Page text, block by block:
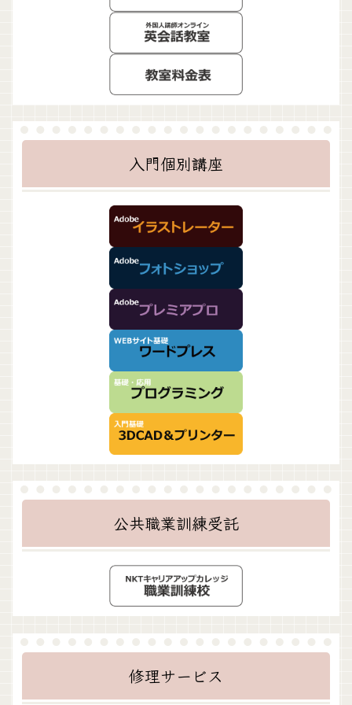
入門個別講座
公共職業訓練受託
修理サービス